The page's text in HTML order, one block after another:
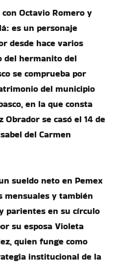
Octavio Romero y
es un personaje
desde hace varios
del hermanito del
se comprueba por
del municipio
en la que consta
se casó el 14 de
del Carmen
sueldo neto en Pemex
mensuales y también
parientes en su círculo
su esposa Violeta
quien funge como
institucional de la